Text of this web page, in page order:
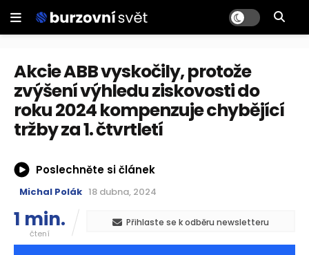
Akcie ABB vyskočily, protože
zvýšení výhledu ziskovosti do
roku 2024 kompenzuje chybějící
tržby za 1. čtvrtletí
Poslechněte si článek
Michal Polák 18 dubna, 2024
1 min.
čtení
Přihlaste se k odběru newsletteru